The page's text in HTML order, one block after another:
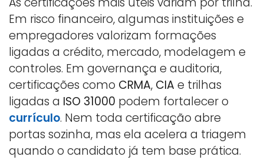
Em risco financeiro, algumas instituições e
empregadores valorizam formações
ligadas a crédito, mercado, modelagem e
controles. Em governança e auditoria,
certificações como CRMA, CIA e trilhas
ligadas a ISO 31000 podem fortalecer o
currículo. Nem toda certificação abre
portas sozinha, mas ela acelera a triagem
quando o candidato já tem base prática.